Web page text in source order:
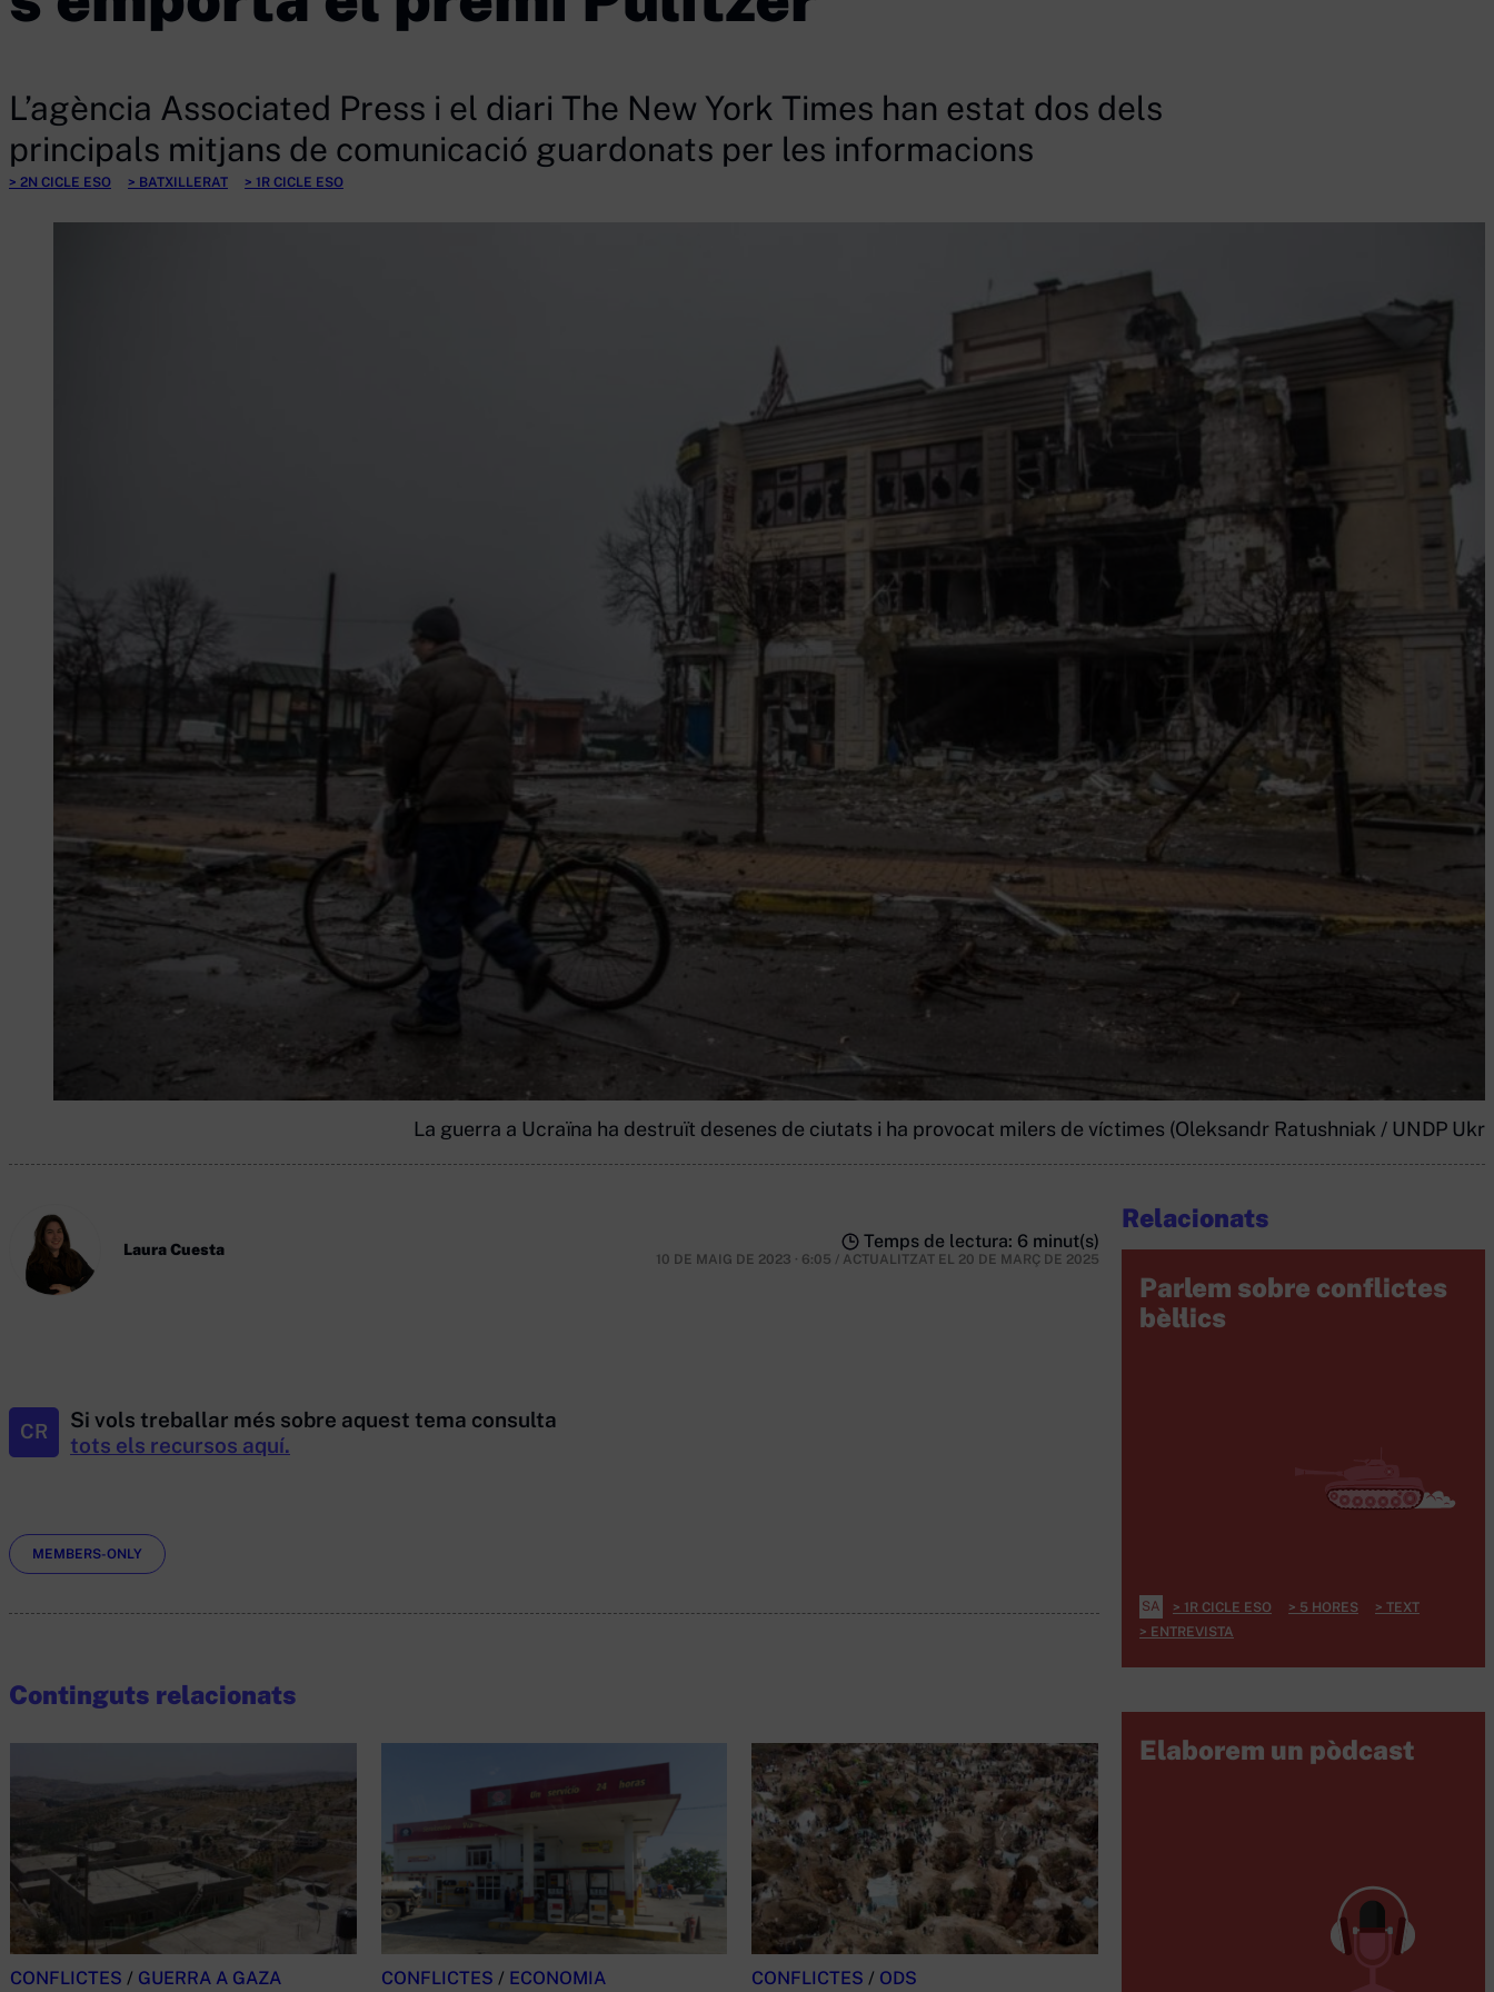
L’agència Associated Press i el diari The New York Times han estat dos dels
principals mitjans de comunicació guardonats per les informacions
2N CICLE ESO BATXILLERAT 1R CICLE ESO
La guerra a Ucraïna ha destruït desenes de ciutats i ha provocat milers de víctimes (Oleksandr Ratushniak / UNDP
Laura Cuesta Temps de lectura: 6 minut(s)
10 DE MAIG DE 2023 · 6:05 / ACTUALITZAT EL 20 DE MARÇ DE 2025
CR
Si vols treballar més sobre aquest tema consulta
tots els recursos aquí.
Etiquetes
MEMBERS-ONLY
Continguts relacionats
CONFLICTES / GUERRA A GAZA CONFLICTES / ECONOMIA CONFLICTES / ODS
Relacionats
Parlem sobre conflictes
bèl·lics
SA 1R CICLE ESO 5 HORES
TEXT
ENTREVISTA
Elaborem un pòdcast